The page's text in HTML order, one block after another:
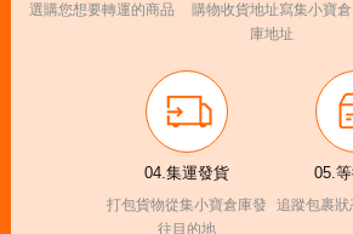
選購您想要轉運的商品
購物收貨地址寫集小寶倉
庫地址
04.集運發貨
打包貨物從集小寶倉庫發
往目的地
05.
追蹤包裹狀